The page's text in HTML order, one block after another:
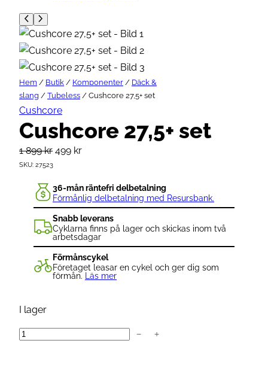
Hem / Butik / Komponenter / Däck &
slang / Tubeless / Cushcore 27,5+ set
Cushcore
Cushcore 27,5+ set
1 899kr D
t
u
r
s
p
r
499 krD
t
n
u
v
a
r
a
SKU: 27523
36-mån räntefri delbetalning
Förmånlig delbetalning med Resursbank.
Snabb leverans
Cyklarna finns på lager och skickas inom två
arbetsdagar
Förmånscykel
Företaget leasar en cykel och ger dig som
förmån.
Läs mer
I lager
C
− +